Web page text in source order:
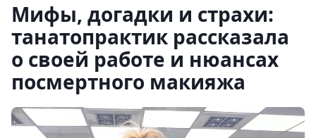
Мифы, догадки и страхи:
танатопрактик рассказала
о своей работе и нюансах
посмертного макияжа